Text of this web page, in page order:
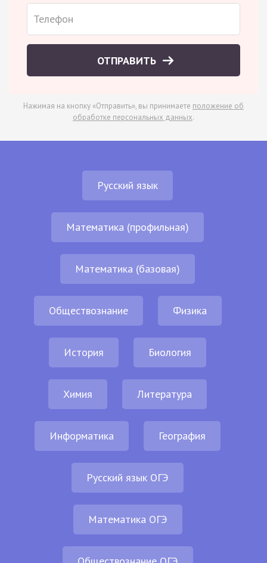
ОТПРАВИТЬ
Нажимая на кнопку «Отправить», вы принимаете положение об
обработке персональных данных.
Русский язык
Математика (профильная)
Математика (базовая)
Обществознание Физика
История Биология
Химия Литература
Информатика География
Русский язык ОГЭ
Математика ОГЭ